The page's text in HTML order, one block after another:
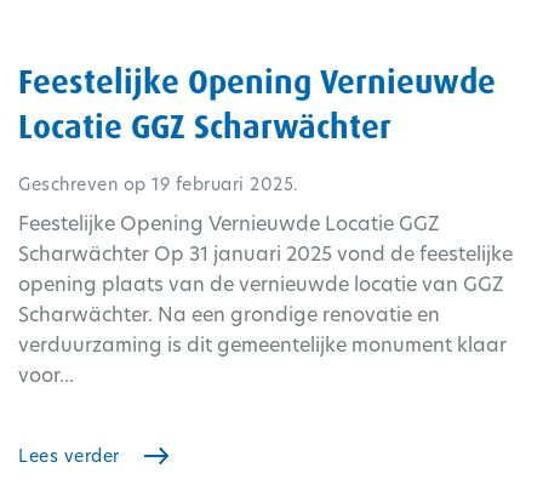
Feestelijke Opening Vernieuwde
Locatie GGZ Scharwächter
Geschreven op 19 februari 2025.
Feestelijke Opening Vernieuwde Locatie GGZ
Scharwächter Op 31 januari 2025 vond de feestelijke
opening plaats van de vernieuwde locatie van GGZ
Scharwächter. Na een grondige renovatie en
verduurzaming is dit gemeentelijke monument klaar
voor...
Lees verder